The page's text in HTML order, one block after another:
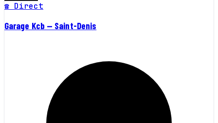
☎ Direct
Garage Kcb — Saint-Denis